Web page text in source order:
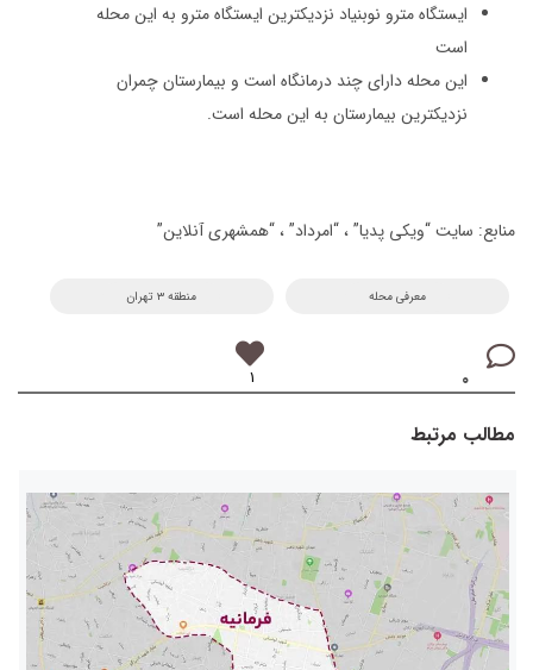
ایستگاه مترو نوبنیاد نزدیکترین ایستگاه مترو به این محله
است
این محله دارای چند درمانگاه است و بیمارستان چمران
نزدیکترین بیمارستان به این محله است.
منابع: سایت “ویکی پدیا” ، “امرداد” ، “همشهری آنلاین”
معرفی محله منطقه ۳ تهران
۰ ۱
مطالب مرتبط